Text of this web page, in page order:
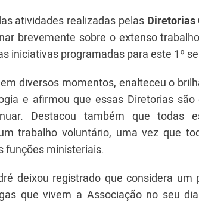
atividades realizadas pelas
brevemente sobre o extenso
iniciativas programadas para este 1º
diversos momentos, enalteceu o
e afirmou que essas Diretorias são
Destacou também que todas
trabalho voluntário, uma vez que
funções ministeriais.
deixou registrado que considera um
que vivem a Associação no seu